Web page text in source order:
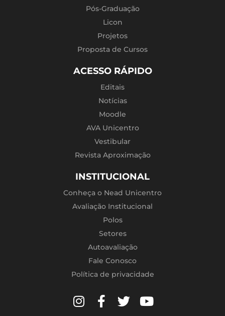
Pós-Graduação
Licon
Projetos
Proposta de Cursos
ACESSO RÁPIDO
Editais
Notícias
Moodle
AVA Unicentro
Vestibular
Revista Aproximação
INSTITUCIONAL
Conheça o Nead Unicentro
Avaliação Institucional
Polos
Setores
Autoavaliação
Fale Conosco
Política de privacidade